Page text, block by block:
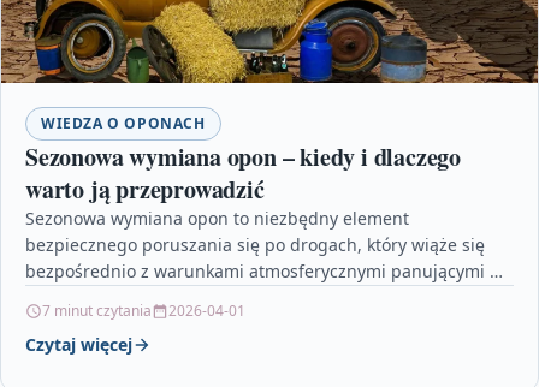
WIEDZA O OPONACH
Sezonowa wymiana opon – kiedy i dlaczego
warto ją przeprowadzić
Sezonowa wymiana opon to niezbędny element
bezpiecznego poruszania się po drogach, który wiąże się
bezpośrednio z warunkami atmosferycznymi panującymi w
7 minut czytania 2026-04-01
Czytaj więcej